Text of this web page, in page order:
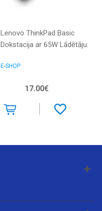
Lenovo ThinkPad Basic
Dokstacija ar 65W Lādētāju.
E-SHOP
17.00€